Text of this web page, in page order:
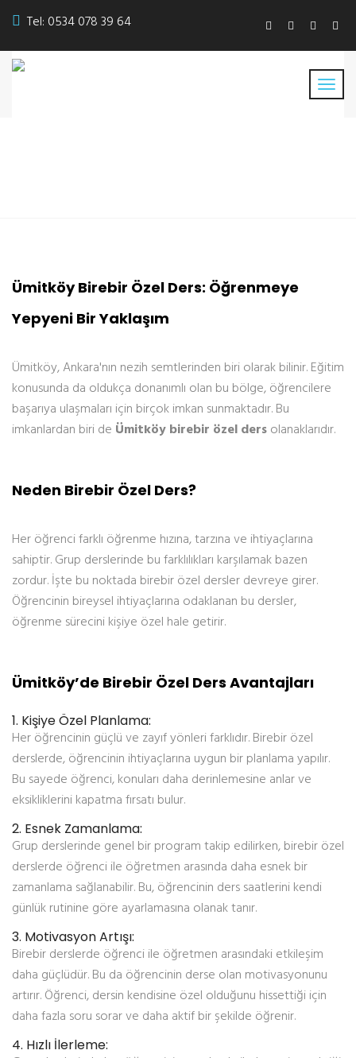
Tel: 0534 078 39 64
Ümitköy Birebir Özel Ders: Öğrenmeye
Yepyeni Bir Yaklaşım
Ümitköy, Ankara'nın nezih semtlerinden biri olarak bilinir. Eğitim
konusunda da oldukça donanımlı olan bu bölge, öğrencilere
başarıya ulaşmaları için birçok imkan sunmaktadır. Bu
imkanlardan biri de Ümitköy birebir özel dersolanaklarıdır.
Neden Birebir Özel Ders?
Her öğrenci farklı öğrenme hızına, tarzına ve ihtiyaçlarına
sahiptir. Grup derslerinde bu farklılıkları karşılamak bazen
zordur. İşte bu noktada birebir özel dersler devreye girer.
Öğrencinin bireysel ihtiyaçlarına odaklanan bu dersler,
öğrenme sürecini kişiye özel hale getirir.
Ümitköy’de Birebir Özel Ders Avantajları
1. Kişiye Özel Planlama:
Her öğrencinin güçlü ve zayıf yönleri farklıdır. Birebir özel
derslerde, öğrencinin ihtiyaçlarına uygun bir planlama yapılır.
Bu sayede öğrenci, konuları daha derinlemesine anlar ve
eksikliklerini kapatma fırsatı bulur.
2. Esnek Zamanlama:
Grup derslerinde genel bir program takip edilirken, birebir özel
derslerde öğrenci ile öğretmen arasında daha esnek bir
zamanlama sağlanabilir. Bu, öğrencinin ders saatlerini kendi
günlük rutinine göre ayarlamasına olanak tanır.
3. Motivasyon Artışı:
Birebir derslerde öğrenci ile öğretmen arasındaki etkileşim
daha güçlüdür. Bu da öğrencinin derse olan motivasyonunu
artırır. Öğrenci, dersin kendisine özel olduğunu hissettiği için
daha fazla soru sorar ve daha aktif bir şekilde öğrenir.
4. Hızlı İlerleme: